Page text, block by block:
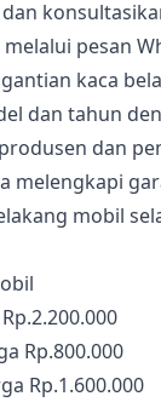
pesan
kaca
dan tahun
dan
melengkapi
mobil
Rp.800.000
Rp.1.600.000